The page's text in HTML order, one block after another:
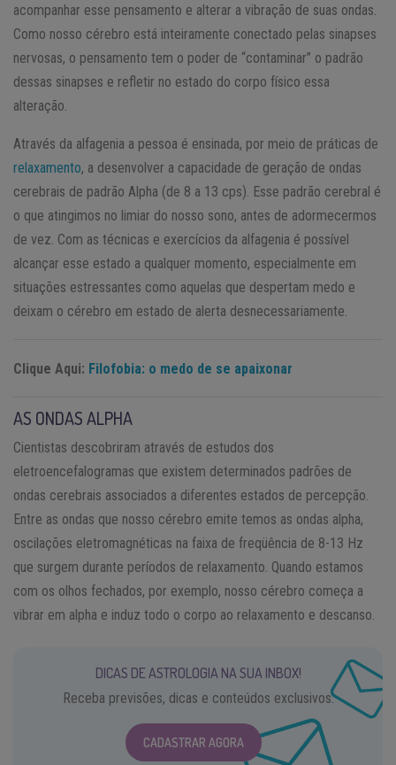
acompanhar esse pensamento e alterar a vibração de suas ondas.
Como nosso cérebro está inteiramente conectado pelas sinapses
nervosas, o pensamento tem o poder de “contaminar” o padrão
dessas sinapses e refletir no estado do corpo físico essa
alteração.
Através da alfagenia a pessoa é ensinada, por meio de práticas de
relaxamento, a desenvolver a capacidade de geração de ondas
cerebrais de padrão Alpha (de 8 a 13 cps). Esse padrão cerebral é
o que atingimos no limiar do nosso sono, antes de adormecermos
de vez. Com as técnicas e exercícios da alfagenia é possível
alcançar esse estado a qualquer momento, especialmente em
situações estressantes como aquelas que despertam medo e
deixam o cérebro em estado de alerta desnecessariamente.
Clique Aqui: Filofobia: o medo de se apaixonar
AS ONDAS ALPHA
Cientistas descobriram através de estudos dos
eletroencefalogramas que existem determinados padrões de
ondas cerebrais associados a diferentes estados de percepção.
Entre as ondas que nosso cérebro emite temos as ondas alpha,
oscilações eletromagnéticas na faixa de freqüência de 8-13 Hz
que surgem durante períodos de relaxamento. Quando estamos
com os olhos fechados, por exemplo, nosso cérebro começa a
vibrar em alpha e induz todo o corpo ao relaxamento e descanso.
DICAS DE ASTROLOGIA NA SUA INBOX!
Receba previsões, dicas e conteúdos exclusivos.
CADASTRAR AGORA